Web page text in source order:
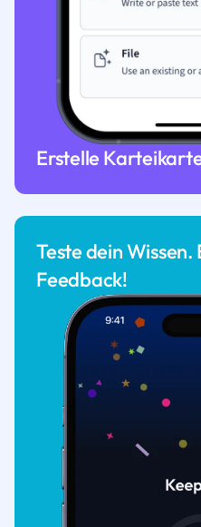
Erstelle
Teste dein
Feedback!